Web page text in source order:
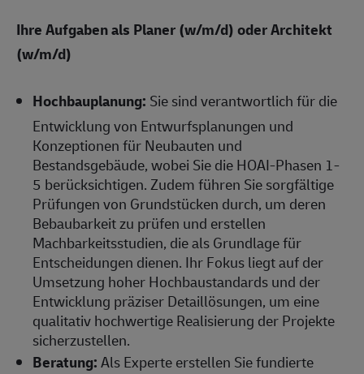
Ihre Aufgaben als Planer (w/m/d) oder Architekt
(w/m/d)
Hochbauplanung: Sie sind verantwortlich für die
Entwicklung von Entwurfsplanungen und
Konzeptionen für Neubauten und
Bestandsgebäude, wobei Sie die HOAI-Phasen 1-
5 berücksichtigen. Zudem führen Sie sorgfältige
Prüfungen von Grundstücken durch, um deren
Bebaubarkeit zu prüfen und erstellen
Machbarkeitsstudien, die als Grundlage für
Entscheidungen dienen. Ihr Fokus liegt auf der
Umsetzung hoher Hochbaustandards und der
Entwicklung präziser Detaillösungen, um eine
qualitativ hochwertige Realisierung der Projekte
sicherzustellen.
Beratung:Als Experte erstellen Sie fundierte